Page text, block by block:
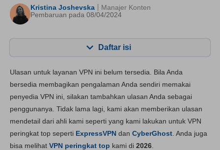
Kristina Joshevska
Pembaruan pada 08/04/2024
Manajer Konten
Daftar isi
fitur utama 5.6
Instalasi dan App 8.2
Keandalan & Dukungan 8.0
Ulasan untuk layanan VPN ini belum tersedia. Bila Anda
bersedia membagikan pengalaman Anda sendiri memakai
penyedia VPN ini, silakan tambahkan ulasan Anda sebagai
penggunanya. Tidak lama lagi, kami akan memberikan ulasan
mendetail dari ahli kami seperti yang kami lakukan untuk VPN
peringkat top seperti ExpressVPN dan CyberGhost . Anda juga
bisa melihat VPN peringkat top kami di 2026